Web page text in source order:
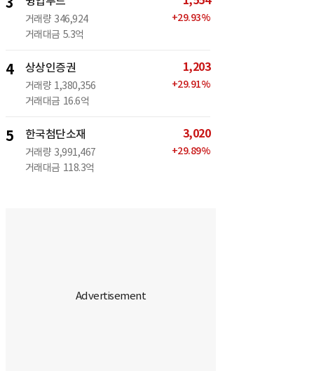
거래량 346,924
거래대금 5.3억
+29.93%
4 상상인증권
거래량 1,380,356
거래대금 16.6억
1,203
+29.91%
5 한국첨단소재
거래량 3,991,467
거래대금 118.3억
3,020
+29.89%